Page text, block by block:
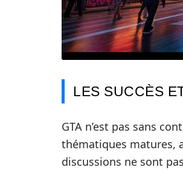
LES SUCCÈS
GTA n’est pas sans
thématiques matures,
discussions ne sont